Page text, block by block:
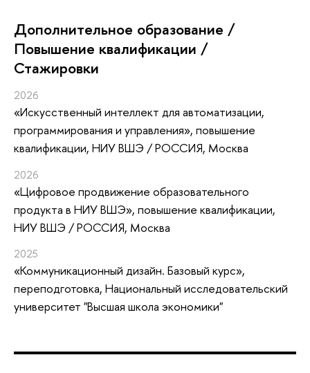
Дополнительное образование /
Повышение квалификации /
Стажировки
2026
«Искусственный интеллект для автоматизации,
программирования и управления», повышение
квалификации, НИУ ВШЭ / РОССИЯ, Москва
2026
«Цифровое продвижение образовательного
продукта в НИУ ВШЭ», повышение квалификации,
НИУ ВШЭ / РОССИЯ, Москва
2025
«Коммуникационный дизайн. Базовый курс»,
переподготовка, Национальный исследовательский
университет "Высшая школа экономики"